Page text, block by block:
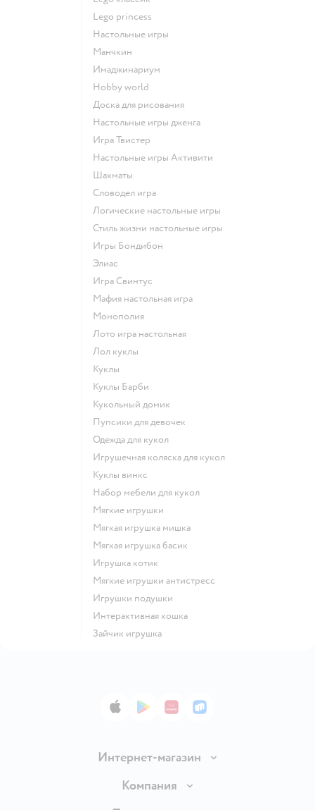
Lego princess
Настольные игры
Манчкин
Имаджинариум
Hobby world
Доска для рисования
Настольные игры дженга
Игра Твистер
Настольные игры Активити
Шахматы
Словодел игра
Логические настольные игры
Стиль жизни настольные игры
Игры Бондибон
Элиас
Игра Свинтус
Мафия настольная игра
Монополия
Лото игра настольная
Лол куклы
Куклы
Куклы Барби
Кукольный домик
Пупсики для девочек
Одежда для кукол
Игрушечная коляска для кукол
Куклы винкс
Набор мебели для кукол
Мягкие игрушки
Мягкая игрушка мишка
Мягкая игрушка басик
Игрушка котик
Мягкие игрушки антистресс
Игрушки подушки
Интерактивная кошка
Зайчик игрушка
App StoreGoogle Play
AppGallery
RuStore
Интернет-магазин
Доставка и оплата
Компания